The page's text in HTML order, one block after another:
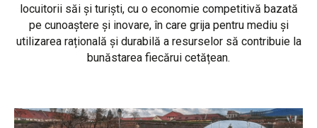
locuitorii săi și turiști, cu o economie competitivă bazată
pe cunoaștere și inovare, în care grija pentru mediu și
utilizarea rațională și durabilă a resurselor să contribuie la
bunăstarea fiecărui cetățean.